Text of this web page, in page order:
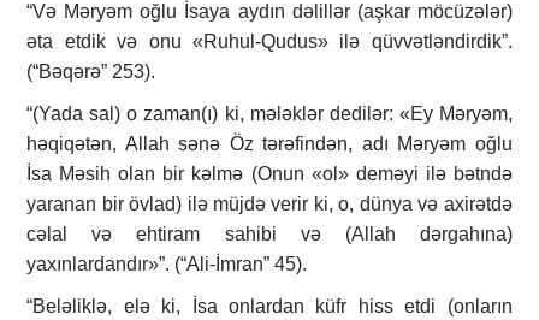
“Və Məryəm oğlu İsaya aydın dəlillər (aşkar möcüzələr)
əta etdik və onu «Ruhul-Qudus» ilə qüvvətləndirdik”.
(“Bəqərə” 253).
“(Yada sal) o zaman(ı) ki, mələklər dedilər: «Ey Məryəm,
həqiqətən, Allah sənə Öz tərəfindən, adı Məryəm oğlu
İsa Məsih olan bir kəlmə (Onun «ol» deməyi ilə bətndə
yaranan bir övlad) ilə müjdə verir ki, o, dünya və axirətdə
cəlal və ehtiram sahibi və (Allah dərgahına)
yaxınlardandır»”. (“Ali-İmran” 45).
“Beləliklə, elə ki, İsa onlardan küfr hiss etdi (onların